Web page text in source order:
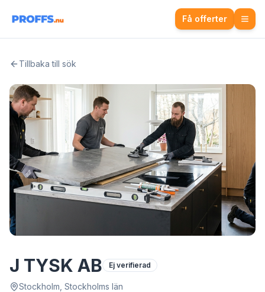
Få offerter
Tillbaka till sök
J TYSK AB Ej verifierad
Stockholm, Stockholms län